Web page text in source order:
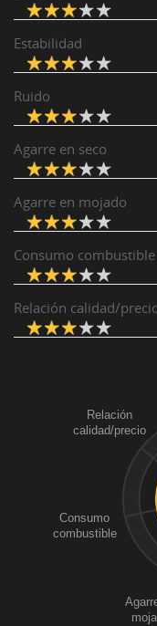
Estabilidad
Ruido
Agarre en seco
Agarre en mojado
Consumo combustible
Relación calidad/
Consumo
combustible
Relación
calidad/precio